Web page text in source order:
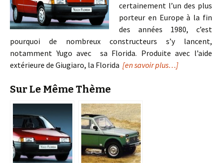
certainement l’un des plus
porteur en Europe à la fin
des années 1980, c’est
pourquoi de nombreux constructeurs s’y lancent,
notamment Yugo avec sa Florida. Produite avec l’aide
extérieure de Giugiaro, la Florida [en savoir plus…]
Sur Le Même Thème